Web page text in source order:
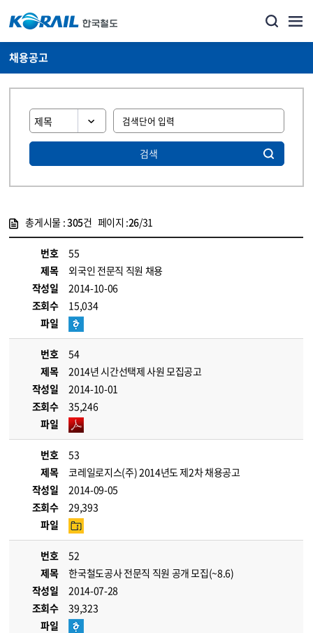
채용공고
검색
총게시물 :305건 페이지 :26/31
번호
55
제목
외국인 전문직 직원 채용
작성일
2014-10-06
조회수
15,034
파일
번호
54
제목
2014년 시간선택제 사원 모집공고
작성일
2014-10-01
조회수
35,246
파일
번호
53
제목
코레일로지스(주) 2014년도 제2차 채용공고
작성일
2014-09-05
조회수
29,393
파일
번호
52
제목
한국철도공사 전문직 직원 공개 모집(~8.6)
작성일
2014-07-28
조회수
39,323
파일